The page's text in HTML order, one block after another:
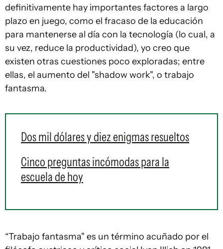
definitivamente hay importantes factores a largo
plazo en juego, como el fracaso de la educación
para mantenerse al día con la tecnología (lo cual, a
su vez, reduce la productividad), yo creo que
existen otras cuestiones poco exploradas; entre
ellas, el aumento del "shadow work", o trabajo
fantasma.
Dos mil dólares y diez enigmas resueltos
Cinco preguntas incómodas para la
escuela de hoy
“Trabajo fantasma" es un término acuñado por el